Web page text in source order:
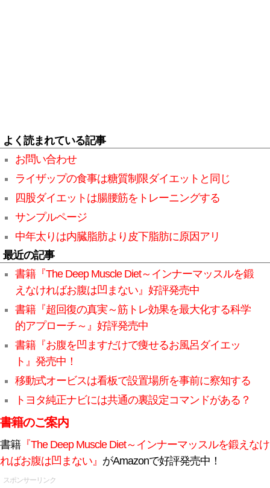
よく読まれている記事
お問い合わせ
ライザップの食事は糖質制限ダイエットと同じ
四股ダイエットは腸腰筋をトレーニングする
サンプルページ
中年太りは内臓脂肪より皮下脂肪に原因アリ
最近の記事
書籍『The Deep Muscle Diet～インナーマッスルを鍛
えなければお腹は凹まない』好評発売中
書籍『超回復の真実～筋トレ効果を最大化する科学
的アプローチ～』好評発売中
書籍『お腹を凹ますだけで痩せるお風呂ダイエッ
ト』発売中！
移動式オービスは看板で設置場所を事前に察知する
トヨタ純正ナビには共通の裏設定コマンドがある？
書籍のご案内
書籍『The Deep Muscle Diet～インナーマッスルを鍛えなけ
ればお腹は凹まない』 がAmazonで好評発売中！
スポンサーリンク